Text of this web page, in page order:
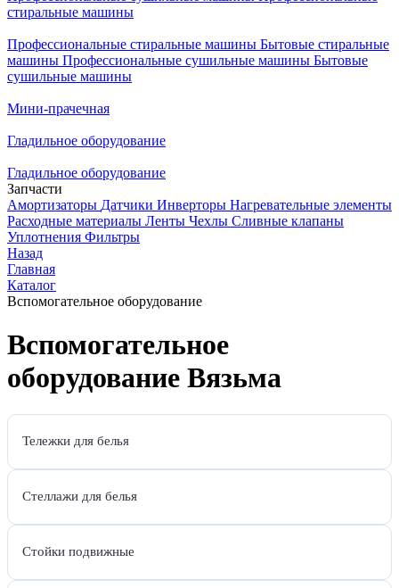
стиральные машины
Профессиональные стиральные машины Бытовые стиральные
машины Профессиональные сушильные машины Бытовые
сушильные машины
Мини-прачечная
Гладильное оборудование
Гладильное оборудование
Запчасти
Амортизаторы Датчики Инверторы Нагревательные элементы
Расходные материалы Ленты Чехлы Сливные клапаны
Уплотнения Фильтры
Назад
Главная
Каталог
Вспомогательное оборудование
Вспомогательное
оборудование Вязьма
Тележки для белья
Стеллажи для белья
Стойки подвижные